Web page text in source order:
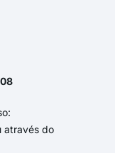
através do